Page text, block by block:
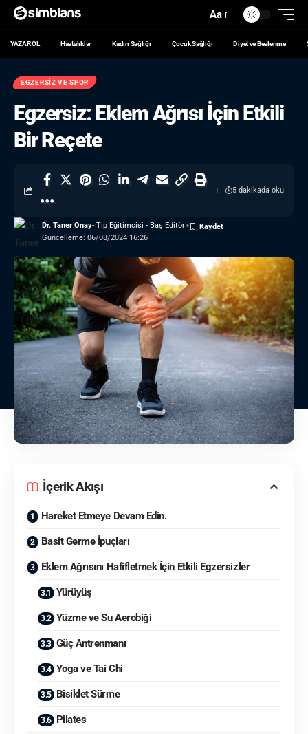
Aa
YAZAR OL Hastalıklar Kadın Sağlığı Çocuk Sağlığı Diyet ve Beslenme
EGZERSIZ VE SPOR
Egzersiz: Eklem Ağrısı İçin Etkili
Bir Reçete
Güncelleme: 06/08/2024 16:26
Dr. Taner Onay- Tıp Eğitimcisi - Baş Editör
5 dakikada oku
İçerik Akışı
Hareket Etmeye Devam Edin.
Basit Germe İpuçları
Eklem Ağrısını Hafifletmek İçin Etkili Egzersizler
Yürüyüş
Yüzme ve Su Aerobiği
Güç Antrenmanı
Yoga ve Tai Chi
Bisiklet Sürme
Pilates